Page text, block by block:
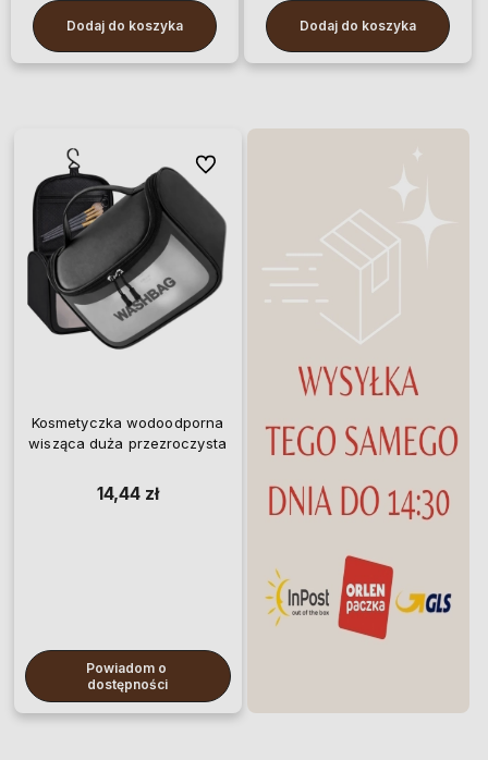
Dodaj do koszyka Dodaj do koszyka
Kosmetyczka wodoodporna
wisząca duża przezroczysta
14,44 zł
Powiadom o
dostępności
Do ulubionych